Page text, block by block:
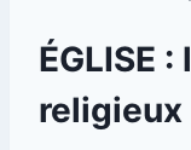
ÉGLISE
religieux